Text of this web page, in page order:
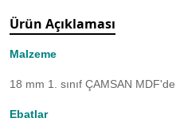
Ürün Açıklaması
Malzeme
18 mm 1. sınıf ÇAMSAN
Ebatlar